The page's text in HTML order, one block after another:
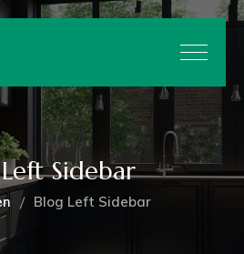
Sidebar
Blog Left Sidebar